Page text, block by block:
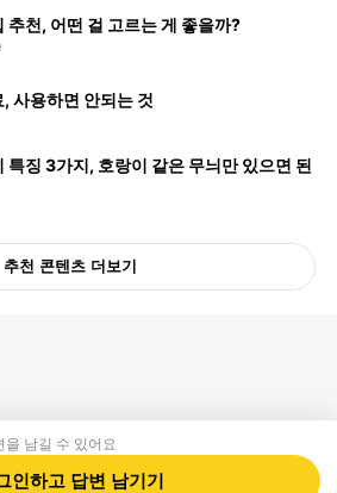
추천, 어떤 걸 고르는 게 좋을까?
사용하면 안되는 것
특징 3가지, 호랑이 같은 무늬만 있으면 된
추천 콘텐츠 더보기
을 남길 수 있어요
인하고 답변 남기기